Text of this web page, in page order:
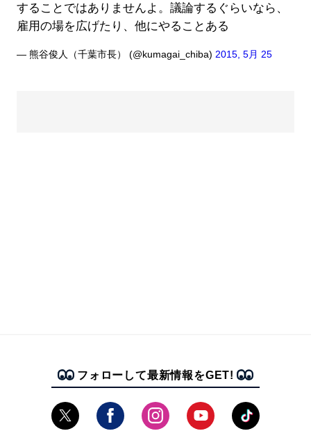
することではありませんよ。議論するぐらいなら、
雇用の場を広げたり、他にやることある
— 熊谷俊人（千葉市長） (@kumagai_chiba) 2015, 5月 25
フォローして最新情報をGET!